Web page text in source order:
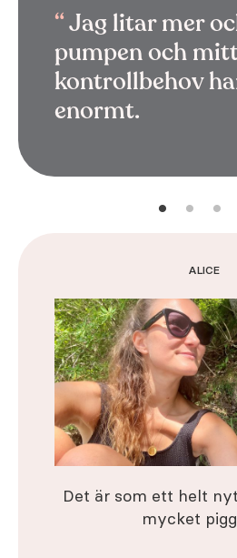
Jag litar mer
pumpen och
kontrollbehov
enormt.
ALICE
Det är som ett helt
mycket